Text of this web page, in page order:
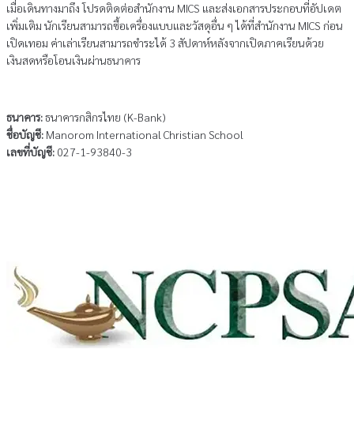
เมื่อเดินทางมาถึง โปรดติดต่อสํานักงาน MICS และส่งเอกสารประกอบที่อัปเดต
เพิ่มเติม นักเรียนสามารถซื้อเครื่องแบบและวัสดุอื่น ๆ ได้ที่สํานักงาน MICS ก่อน
เปิดเทอม ค่าเล่าเรียนสามารถชําระได้ 3 สัปดาห์หลังจากเปิดภาคเรียนด้วย
เงินสดหรือโอนเงินผ่านธนาคาร
ธนาคาร:ธนาคารกสิกรไทย (K-Bank)
ชื่อบัญชี: Manorom International Christian School
เลขที่บัญชี: 027-1-93840-3